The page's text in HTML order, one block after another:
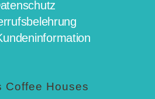
Coffee Houses